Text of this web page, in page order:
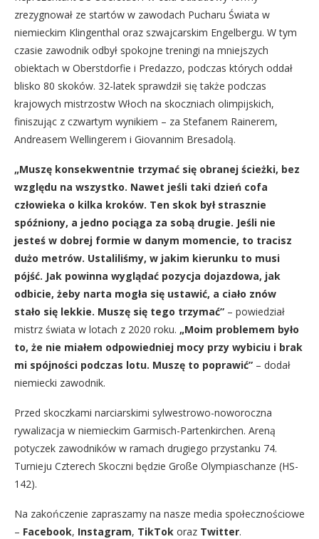
zrezygnował ze startów w zawodach Pucharu Świata w
niemieckim Klingenthal oraz szwajcarskim Engelbergu. W tym
czasie zawodnik odbył spokojne treningi na mniejszych
obiektach w Oberstdorfie i Predazzo, podczas których oddał
blisko 80 skoków. 32-latek sprawdził się także podczas
krajowych mistrzostw Włoch na skoczniach olimpijskich,
finiszując z czwartym wynikiem – za Stefanem Rainerem,
Andreasem Wellingerem i Giovannim Bresadolą.
„Muszę konsekwentnie trzymać się obranej ścieżki, bez
względu na wszystko. Nawet jeśli taki dzień cofa
człowieka o kilka kroków. Ten skok był strasznie
spóźniony, a jedno pociąga za sobą drugie. Jeśli nie
jesteś w dobrej formie w danym momencie, to tracisz
dużo metrów. Ustaliliśmy, w jakim kierunku to musi
pójść. Jak powinna wyglądać pozycja dojazdowa, jak
odbicie, żeby narta mogła się ustawić, a ciało znów
stało się lekkie. Muszę się tego trzymać” – powiedział
mistrz świata w lotach z 2020 roku. „Moim problemem było
to, że nie miałem odpowiedniej mocy przy wybiciu i brak
mi spójności podczas lotu. Muszę to poprawić” – dodał
niemiecki zawodnik.
Przed skoczkami narciarskimi sylwestrowo-noworoczna
rywalizacja w niemieckim Garmisch-Partenkirchen. Areną
potyczek zawodników w ramach drugiego przystanku 74.
Turnieju Czterech Skoczni będzie Große Olympiaschanze (HS-
142).
Na zakończenie zapraszamy na nasze media społecznościowe
– Facebook, Instagram, TikTok oraz Twitter.